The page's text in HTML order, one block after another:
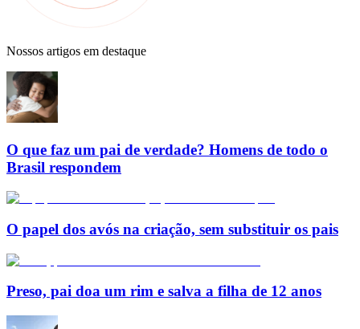
Nossos artigos em destaque
O que faz um pai de verdade? Homens de todo o
Brasil respondem
O papel dos avós na criação, sem substituir os pais
Preso, pai doa um rim e salva a filha de 12 anos